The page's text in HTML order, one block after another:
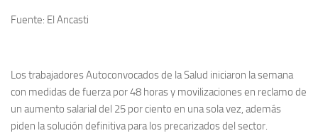
Fuente: El Ancasti
Los trabajadores Autoconvocados de la Salud iniciaron la semana
con medidas de fuerza por 48 horas y movilizaciones en reclamo de
un aumento salarial del 25 por ciento en una sola vez, además
piden la solución definitiva para los precarizados del sector.